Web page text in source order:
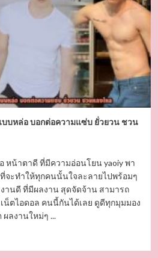
บหล่อ บอกต่อความแซ่บ ยั่วยวน ชวน
หน้าตาดี ที่มีความอ่อนโยน yaoiy พา
จะทำให้ทุกคนนั้นใจละลายไปพร้อมๆ
านดี ที่มีผลงาน สุดจัดจ้าน สามารถ
น็ตไอดอล คนนี้กันได้เลย ดูดีทุกมุมมอง
ลงานใหม่ๆ ...